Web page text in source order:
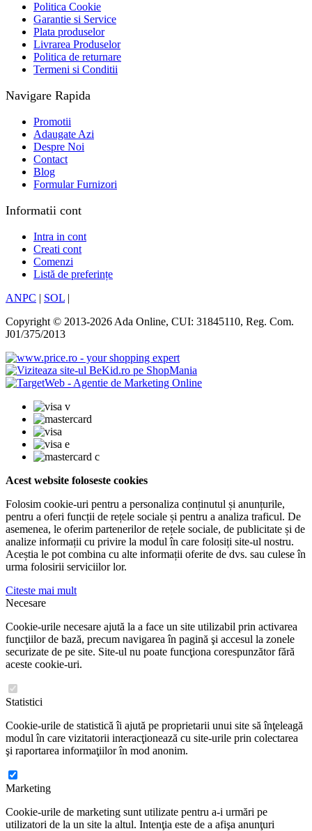
Politica Cookie
Garantie si Service
Plata produselor
Livrarea Produselor
Politica de returnare
Termeni si Conditii
Navigare Rapida
Promotii
Adaugate Azi
Despre Noi
Contact
Blog
Formular Furnizori
Informatii cont
Intra in cont
Creati cont
Comenzi
Listă de preferințe
ANPC | SOL |
Copyright © 2013-2026 Ada Online, CUI: 31845110, Reg. Com.
J01/375/2013
Acest website foloseste cookies
Folosim cookie-uri pentru a personaliza conținutul și anunțurile,
pentru a oferi funcții de rețele sociale și pentru a analiza traficul. De
asemenea, le oferim partenerilor de rețele sociale, de publicitate și de
analize informații cu privire la modul în care folosiți site-ul nostru.
Aceștia le pot combina cu alte informații oferite de dvs. sau culese în
urma folosirii serviciilor lor.
Citeste mai mult
Necesare
Cookie-urile necesare ajută la a face un site utilizabil prin activarea
funcţiilor de bază, precum navigarea în pagină şi accesul la zonele
securizate de pe site. Site-ul nu poate funcţiona corespunzător fără
aceste cookie-uri.
Statistici
Cookie-urile de statistică îi ajută pe proprietarii unui site să înţeleagă
modul în care vizitatorii interacţionează cu site-urile prin colectarea
şi raportarea informaţiilor în mod anonim.
Marketing
Cookie-urile de marketing sunt utilizate pentru a-i urmări pe
utilizatori de la un site la altul. Intenţia este de a afişa anunţuri